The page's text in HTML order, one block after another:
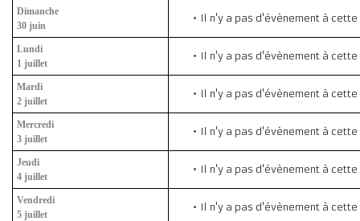
Dimanche
30 juin
Il n'y a pas d'évènement à
Lundi
1 juillet
Il n'y a pas d'évènement à
Mardi
2 juillet
Il n'y a pas d'évènement à
Mercredi
3 juillet
Il n'y a pas d'évènement à
Jeudi
4 juillet
Il n'y a pas d'évènement à
Vendredi
5 juillet
Il n'y a pas d'évènement à